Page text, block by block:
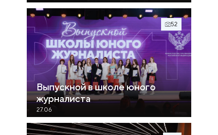
52
27.06
Выпускной в школе юного
журналиста